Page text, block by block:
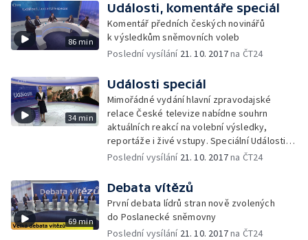
86 min
Události, komentáře speciál
Komentář předních českých novinářů
k výsledkům sněmovních voleb
Poslední vysílání 21. 10. 2017na ČT24
34 min
Události speciál
Mimořádné vydání hlavní zpravodajské
relace České televize nabídne souhrn
aktuálních reakcí na volební výsledky,
reportáže i živé vstupy. Speciální Události
shrnou to hlavní, co bude na sklonku
celé země
Poslední vysílání 21. 10. 2017na ČT24
69 min
Debata vítězů
První debata lídrů stran nově zvolených
do Poslanecké sněmovny
Poslední vysílání 21. 10. 2017na ČT24